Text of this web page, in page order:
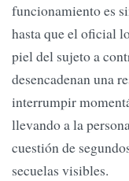
funcionamiento es
hasta que el oficial
piel del sujeto a
desencadenan una
interrumpir
llevando a la
cuestión de
secuelas visibles.